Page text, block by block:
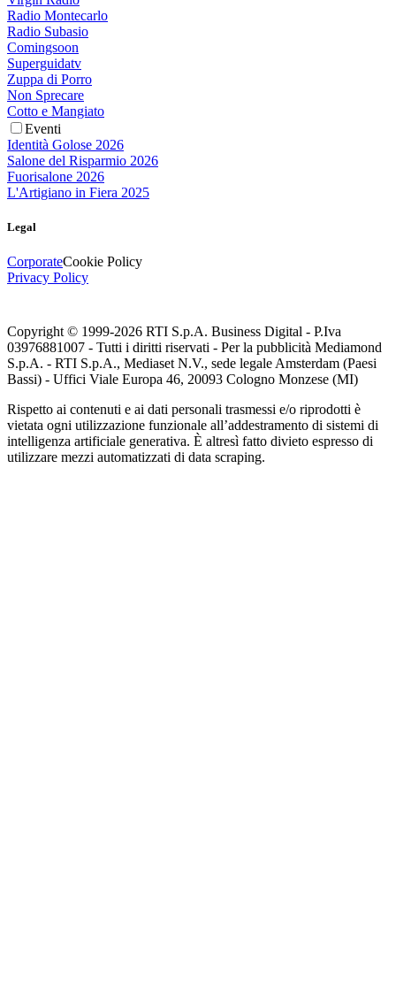
Radio Montecarlo
Radio Subasio
Comingsoon
Superguidatv
Zuppa di Porro
Non Sprecare
Cotto e Mangiato
Eventi
Identità Golose 2026
Salone del Risparmio 2026
Fuorisalone 2026
L'Artigiano in Fiera 2025
Legal
CorporateCookie Policy
Privacy Policy
Copyright © 1999-2026 RTI S.p.A. Business Digital - P.Iva
03976881007 - Tutti i diritti riservati - Per la pubblicità Mediamond
S.p.A. - RTI S.p.A., Mediaset N.V., sede legale Amsterdam (Paesi
Bassi) - Uffici Viale Europa 46, 20093 Cologno Monzese (MI)
Rispetto ai contenuti e ai dati personali trasmessi e/o riprodotti è
vietata ogni utilizzazione funzionale all’addestramento di sistemi di
intelligenza artificiale generativa. È altresì fatto divieto espresso di
utilizzare mezzi automatizzati di data scraping.